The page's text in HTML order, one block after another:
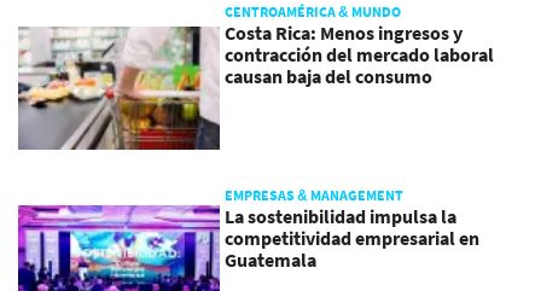
CENTROAMÉRICA & MUNDO
Costa Rica: Menos ingresos y
contracción del mercado laboral
causan baja del consumo
EMPRESAS & MANAGEMENT
La sostenibilidad impulsa la
competitividad empresarial en
Guatemala